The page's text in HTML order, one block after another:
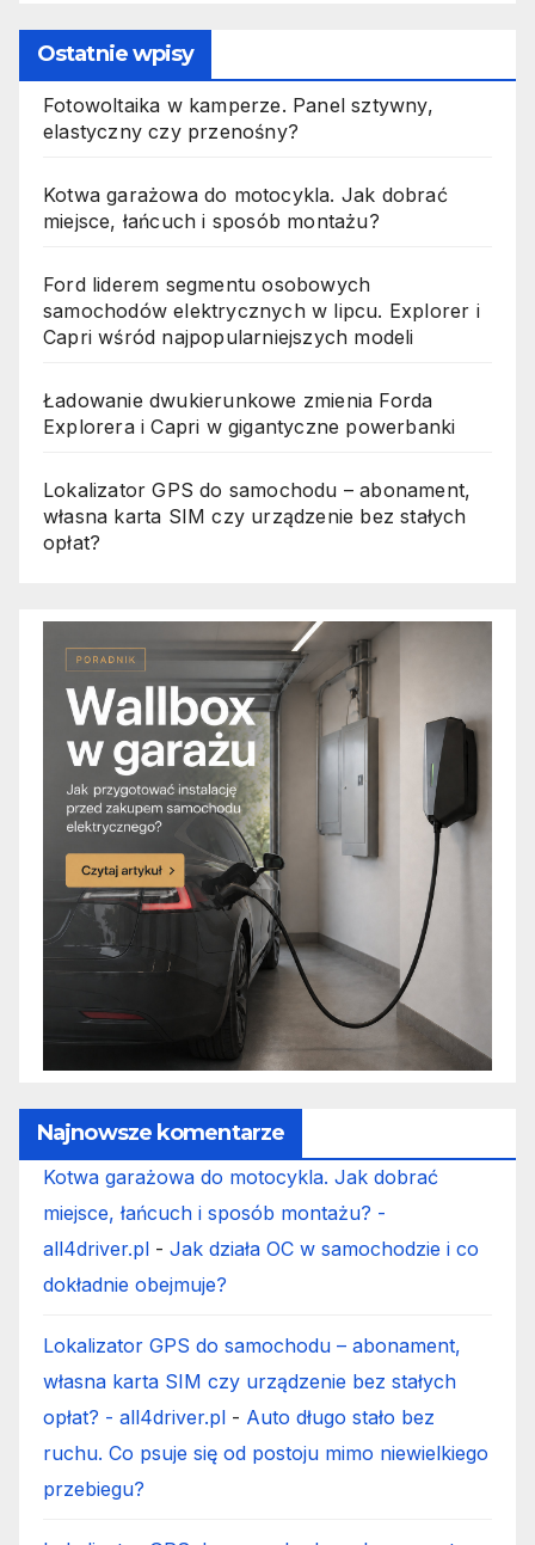
Ostatnie wpisy
Fotowoltaika w kamperze. Panel sztywny,
elastyczny czy przenośny?
Kotwa garażowa do motocykla. Jak dobrać
miejsce, łańcuch i sposób montażu?
Ford liderem segmentu osobowych
samochodów elektrycznych w lipcu. Explorer i
Capri wśród najpopularniejszych modeli
Ładowanie dwukierunkowe zmienia Forda
Explorera i Capri w gigantyczne powerbanki
Lokalizator GPS do samochodu – abonament,
własna karta SIM czy urządzenie bez stałych
opłat?
Najnowsze komentarze
Kotwa garażowa do motocykla. Jak dobrać
miejsce, łańcuch i sposób montażu? -
all4driver.pl - Jak działa OC w samochodzie i co
dokładnie obejmuje?
Lokalizator GPS do samochodu – abonament,
własna karta SIM czy urządzenie bez stałych
opłat? - all4driver.pl - Auto długo stało bez
ruchu. Co psuje się od postoju mimo niewielkiego
przebiegu?